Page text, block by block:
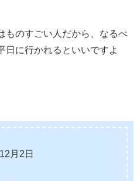
ものすごい人だから、なるべ
日に行かれるといいですよ
月2日